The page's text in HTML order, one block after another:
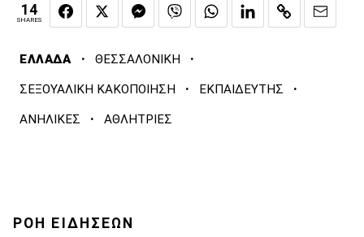
14
SHARES
ΕΛΛΑΔΑ · ΘΕΣΣΑΛΟΝΙΚΗ ·
ΣΕΞΟΥΑΛΙΚΗ ΚΑΚΟΠΟΙΗΣΗ · ΕΚΠΑΙΔΕΥΤΗΣ ·
ΑΝΗΛΙΚΕΣ · ΑΘΛΗΤΡΙΕΣ
ΡΟΗ ΕΙΔΗΣΕΩΝ